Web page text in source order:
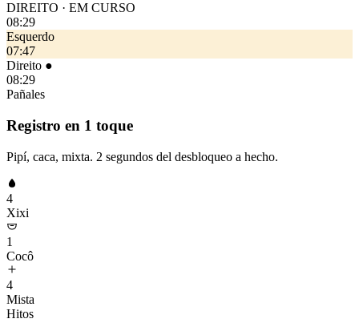
DIREITO · EM CURSO
08:29
Esquerdo
07:47
Direito ●
08:29
Pañales
Registro en 1 toque
Pipí, caca, mixta. 2 segundos del desbloqueo a hecho.
4
Xixi
1
Cocô
4
Mista
Hitos